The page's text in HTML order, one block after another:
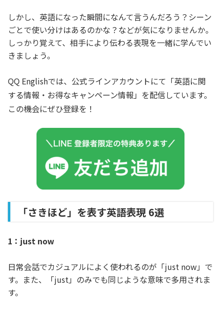
しかし、英語になった瞬間になんて言うんだろう？シーン
ごとで使い分けはあるのかな？などが気になりませんか。
しっかり覚えて、相手により伝わる表現を一緒に学んでい
きましょう。
QQ Englishでは、公式ラインアカウントにて「英語に関
する情報・お得なキャンペーン情報」を配信しています。
この機会にぜひ登録を！
「さきほど」を表す英語表現 6選
1：just now
日常会話でカジュアルによく使われるのが「just now」で
す。また、「just」のみでも同じような意味で多用されま
す。